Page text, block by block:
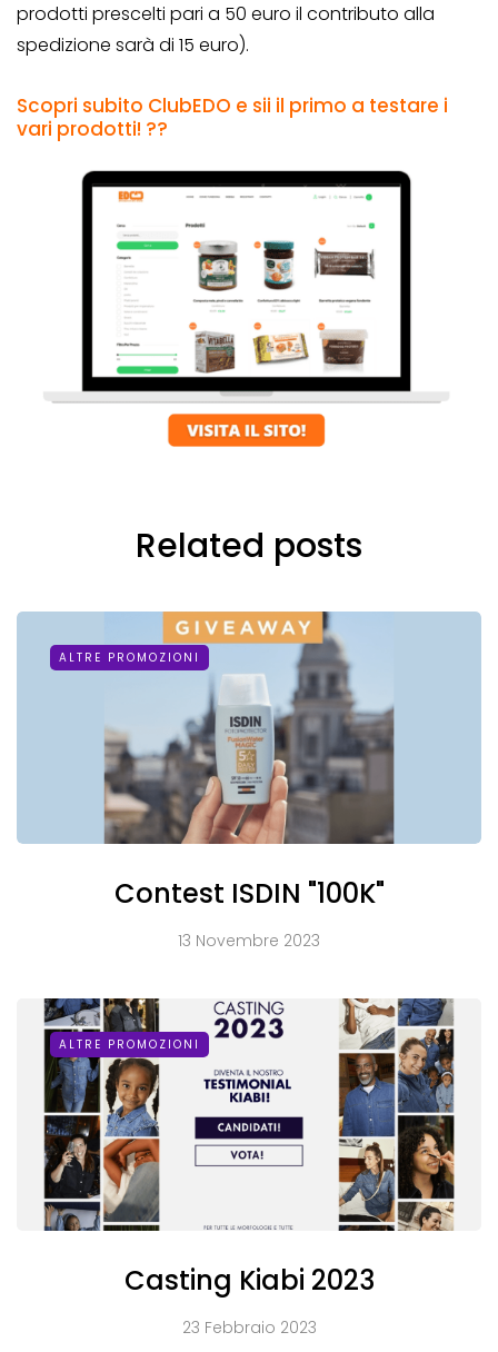
prodotti prescelti pari a 50 euro il contributo alla
spedizione sarà di 15 euro).
Scopri subito ClubEDO e sii il primo a testare i
vari prodotti! ??
Related posts
ALTRE PROMOZIONI
Contest ISDIN "100K"
13 Novembre 2023
ALTRE PROMOZIONI
Casting Kiabi 2023
23 Febbraio 2023